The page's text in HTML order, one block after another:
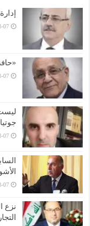
07
07
07
07
نزع